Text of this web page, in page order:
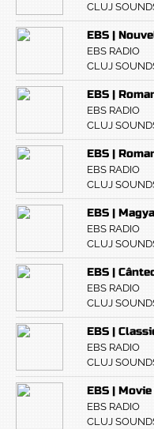
CLUJ
EBS |
EBS RADIO
CLUJ
EBS |
EBS RADIO
CLUJ
EBS |
EBS RADIO
CLUJ
EBS |
EBS RADIO
CLUJ
EBS |
EBS RADIO
CLUJ
EBS |
EBS RADIO
CLUJ
EBS |
EBS RADIO
CLUJ